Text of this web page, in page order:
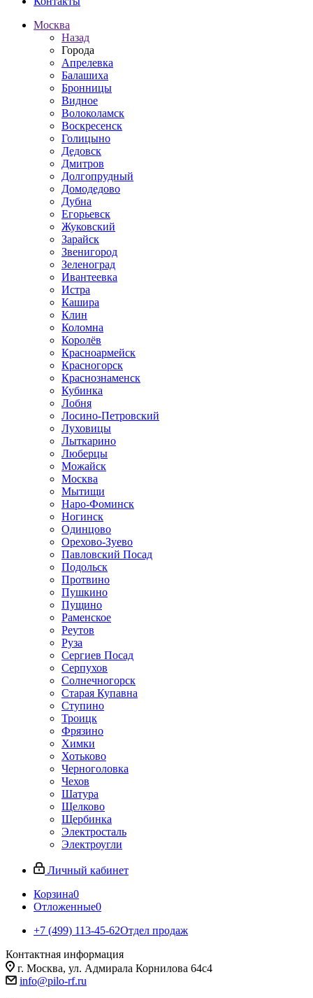
Москва
Назад
Города
Апрелевка
Балашиха
Бронницы
Видное
Волоколамск
Воскресенск
Голицыно
Дедовск
Дмитров
Долгопрудный
Домодедово
Дубна
Егорьевск
Жуковский
Зарайск
Звенигород
Зеленоград
Ивантеевка
Истра
Кашира
Клин
Коломна
Королёв
Красноармейск
Красногорск
Краснознаменск
Кубинка
Лобня
Лосино-Петровский
Луховицы
Лыткарино
Люберцы
Можайск
Москва
Мытищи
Наро-Фоминск
Ногинск
Одинцово
Орехово-Зуево
Павловский Посад
Подольск
Протвино
Пушкино
Пущино
Раменское
Реутов
Руза
Сергиев Посад
Серпухов
Солнечногорск
Старая Купавна
Ступино
Троицк
Фрязино
Химки
Хотьково
Черноголовка
Чехов
Шатура
Щелково
Щербинка
Электросталь
Электроугли
Личный кабинет
Корзина0
Отложенные0
+7 (499) 113-45-62Отдел продаж
Контактная информация
г. Москва, ул. Адмирала Корнилова 64с4
info@pilo-rf.ru